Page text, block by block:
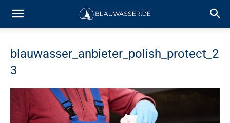
blauwasser_anbieter_polish_protect_2
3